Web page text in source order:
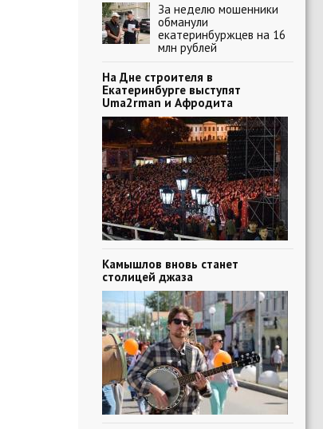
За неделю мошенники
обманули
екатеринбуржцев на 16
млн рублей
На Дне строителя в
Екатеринбурге выступят
Uma2rman и Афродита
Камышлов вновь станет
столицей джаза